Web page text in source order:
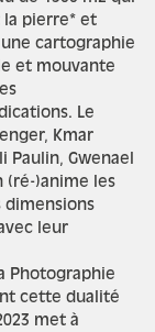
la pierre* et
cartographie
et mouvante
Le
Kmar
Paulin, Gwenael
(ré-)anime les
dimensions
leur
Photographie
cette dualité
met à